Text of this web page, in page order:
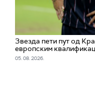
Звезда пети пут од
европским
05. 08. 2026.